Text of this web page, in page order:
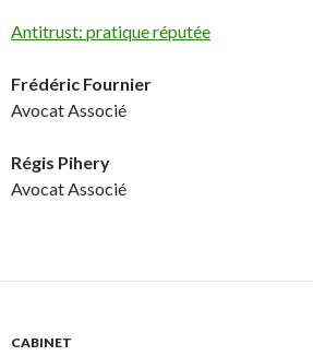
Antitrust: pratique réputée
Frédéric Fournier
Avocat Associé
Régis Pihery
Avocat Associé
CABINET